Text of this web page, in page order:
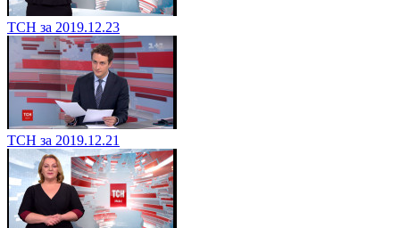
ТСН за 2019.12.23
ТСН за 2019.12.21